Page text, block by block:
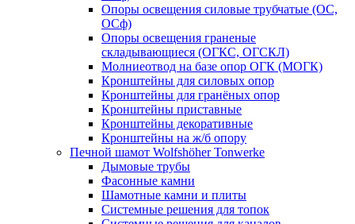
Опоры освещения силовые трубчатые (ОС,
ОСф)
Опоры освещения граненые
складывающиеся (ОГКС, ОГСКЛ)
Молниеотвод на базе опор ОГК (МОГК)
Кронштейны для силовых опор
Кронштейны для гранёных опор
Кронштейны приставные
Кронштейны декоративные
Кронштейны на ж/б опору
Печной шамот Wolfshöher Tonwerke
Дымовые трубы
Фасонные камни
Шамотные камни и плиты
Системные решения для топок